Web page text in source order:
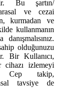
Bu şartın/
ve cezai
kurmadan ve
kullanmanın
olduğunuzu
Bir Kullanıcı,
cihazı izlemeyi
Cep takip,
tavsiye de